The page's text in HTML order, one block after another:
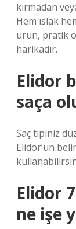
kırmadan
Hem ıslak
ürün, pratik
harikadır.
Elidor
saça
Saç tipiniz
Elidor’un
Elidor
ne işe